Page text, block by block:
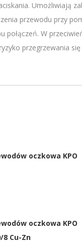
Umożliwiają
przewodu przy
połączeń. W
przegrzewania się
oczkowa KPO
oczkowa KPO
8 Cu-Zn